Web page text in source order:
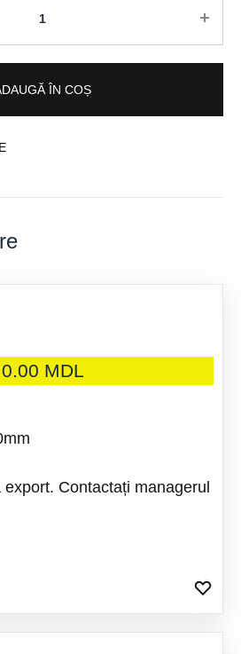
ÎN COȘ
0.00 MDL
Contactați managerul